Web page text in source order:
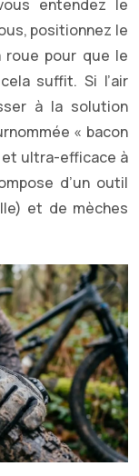
entendez le
positionnez le
pour que le
suffit. Si l’air
à la solution
« bacon
et ultra-efficace à
d’un outil
et de mèches